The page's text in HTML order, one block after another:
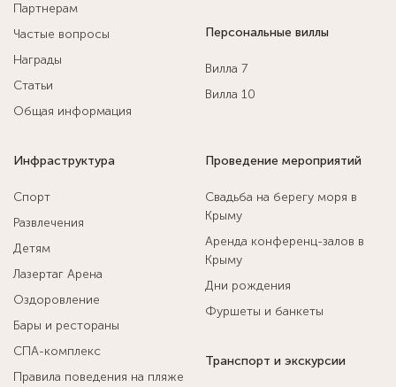
Партнерам
Частые вопросы
Награды
Статьи
Общая информация
Персональные виллы
Вилла 7
Вилла 10
Инфраструктура
Спорт
Развлечения
Детям
Лазертаг Арена
Оздоровление
Бары и рестораны
СПА-комплекс
Правила поведения на пляже
Проведение мероприятий
Свадьба на берегу моря в
Крыму
Аренда конференц-залов в
Крыму
Дни рождения
Фуршеты и банкеты
Транспорт и экскурсии